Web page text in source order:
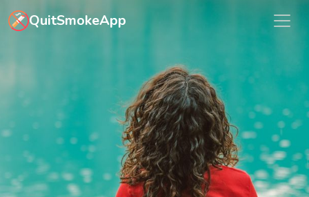
Zum Hauptinhalt springen
QuitSmokeApp